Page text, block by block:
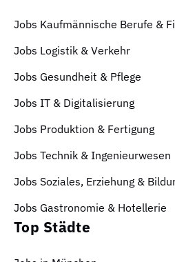
Jobs Kaufmännische Berufe &
Jobs Logistik & Verkehr
Jobs Gesundheit & Pflege
Jobs IT & Digitalisierung
Jobs Produktion & Fertigung
Jobs Technik & Ingenieurwesen
Jobs Soziales, Erziehung &
Jobs Gastronomie & Hotellerie
Top Städte